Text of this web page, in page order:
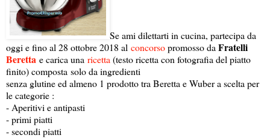
Se ami dilettarti in cucina, partecipa da
oggi e fino al 28 ottobre 2018 al concorsopromosso da Fratelli
Beretta e carica una ricetta (testo ricetta con fotografia del piatto
finito) composta solo da ingredienti
senza glutine ed almeno 1 prodotto tra Beretta e Wuber a scelta per
le categorie :
- Aperitivi e antipasti
- primi piatti
- secondi piatti